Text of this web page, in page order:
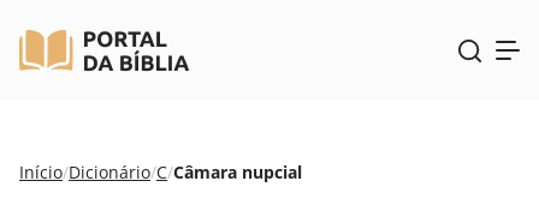
Pular
Início/Dicionário/C/Câmara nupcial